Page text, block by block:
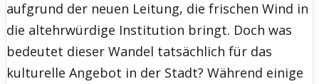
aufgrund der neuen Leitung, die frischen Wind in
die altehrwürdige Institution bringt. Doch was
bedeutet dieser Wandel tatsächlich für das
kulturelle Angebot in der Stadt? Während einige